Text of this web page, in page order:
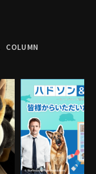
COLUMN